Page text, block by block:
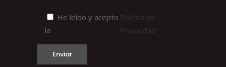
He leído y acepto
la
Política de
Privacidad